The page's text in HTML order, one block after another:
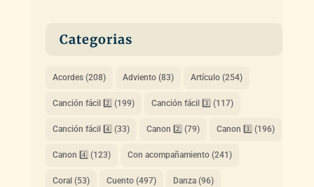
Categorias
Acordes(208) Adviento(83) Artículo(254)
Canción fácil 2️⃣ (199) Canción fácil 3️⃣ (117)
Canción fácil 4️⃣ (33) Canon 2️⃣ (79) Canon 3️⃣ (196)
Canon 4️⃣ (123) Con acompañamiento(241)
Coral (53) Cuento(497) Danza(96)